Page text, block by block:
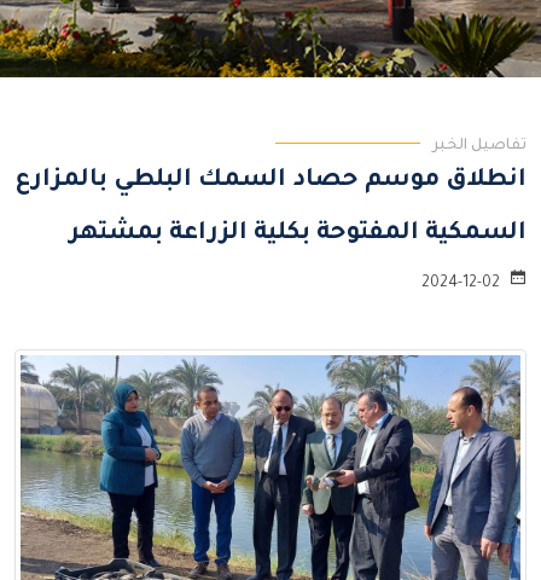
تفاصيل الخبر
انطلاق موسم حصاد السمك البلطي بالمزارع
السمكية المفتوحة بكلية الزراعة بمشتهر
2024-12-02